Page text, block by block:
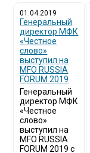
01.04.2019
Генеральный
директор МФК
«Честное
слово»
выступил на
MFO RUSSIA
FORUM 2019
Генеральный
директор МФК
«Честное
слово»
выступил на
MFO RUSSIA
FORUM 2019 с